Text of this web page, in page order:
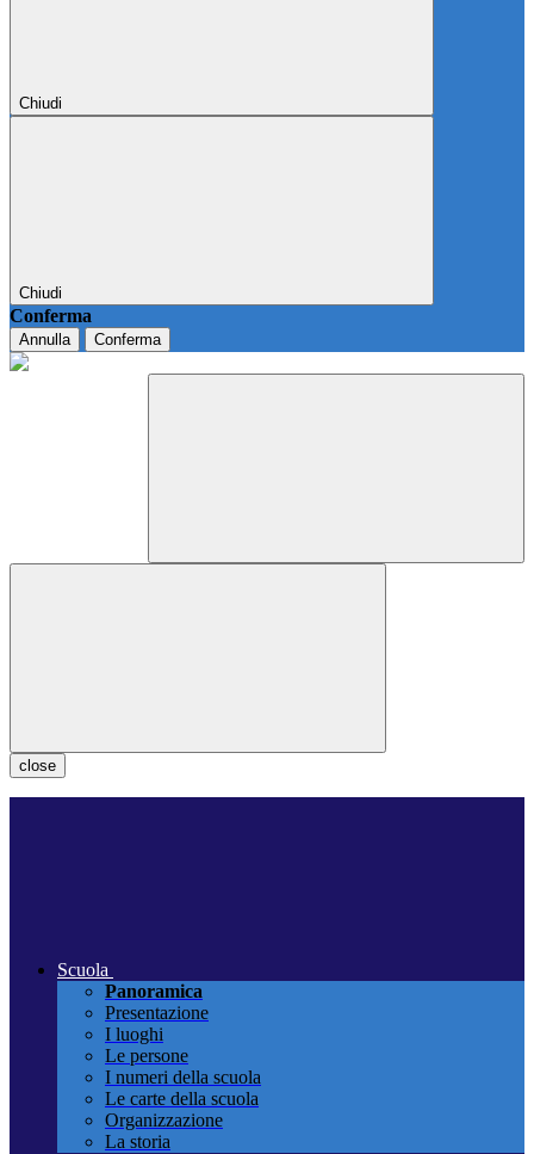
Chiudi
Chiudi
Conferma
Annulla Conferma
close
Scuola
Panoramica
Presentazione
I luoghi
Le persone
I numeri della scuola
Le carte della scuola
Organizzazione
La storia